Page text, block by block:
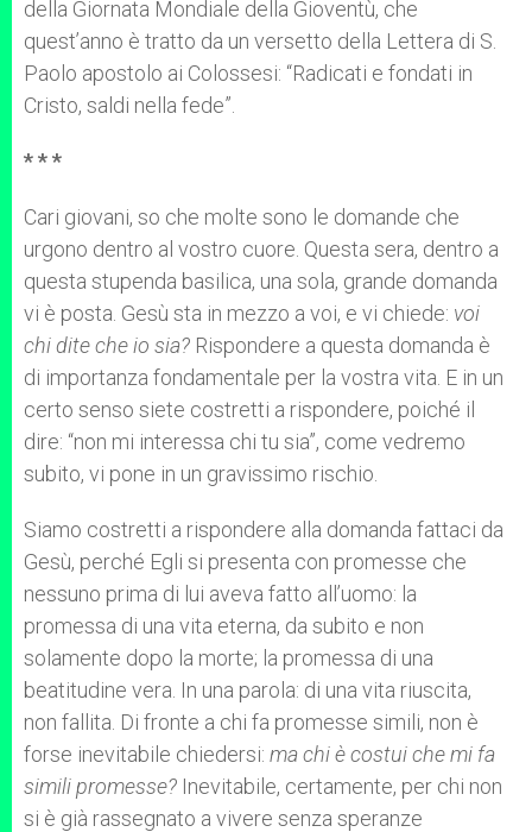
della Giornata Mondiale della Gioventù, che
quest’anno è tratto da un versetto della Lettera di S.
Paolo apostolo ai Colossesi: “Radicati e fondati in
Cristo, saldi nella fede”.
* * *
Cari giovani, so che molte sono le domande che
urgono dentro al vostro cuore. Questa sera, dentro a
questa stupenda basilica, una sola, grande domanda
vi è posta. Gesù sta in mezzo a voi, e vi chiede: voi
chi dite che io sia? Rispondere a questa domanda è
di importanza fondamentale per la vostra vita. E in un
certo senso siete costretti a rispondere, poiché il
dire: “non mi interessa chi tu sia”, come vedremo
subito, vi pone in un gravissimo rischio.
Siamo costretti a rispondere alla domanda fattaci da
Gesù, perché Egli si presenta con promesse che
nessuno prima di lui aveva fatto all’uomo: la
promessa di una vita eterna, da subito e non
solamente dopo la morte; la promessa di una
beatitudine vera. In una parola: di una vita riuscita,
non fallita. Di fronte a chi fa promesse simili, non è
forse inevitabile chiedersi: ma chiè costui che mi fa
simili promesse? Inevitabile, certamente, per chi non
si è già rassegnato a vivere senza speranze